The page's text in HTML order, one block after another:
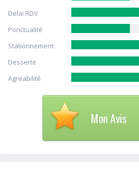
Delai RDV
Ponctualité
Stationnement
Desserte
Agreabilité
Mon Avis